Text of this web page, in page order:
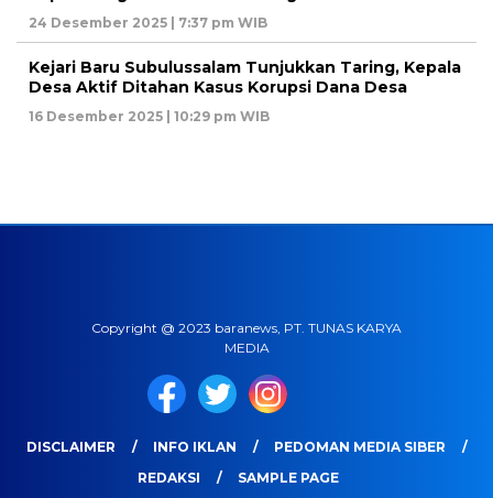
24 Desember 2025 | 7:37 pm WIB
Kejari Baru Subulussalam Tunjukkan Taring, Kepala
Desa Aktif Ditahan Kasus Korupsi Dana Desa
16 Desember 2025 | 10:29 pm WIB
Copyright @ 2023 baranews, PT. TUNAS KARYA
MEDIA
DISCLAIMER INFO IKLAN
PEDOMAN MEDIA SIBER
REDAKSI
SAMPLE PAGE